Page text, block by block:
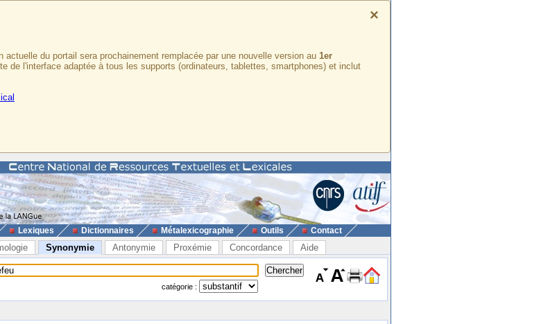
×
du portail sera prochainement remplacée par une nouvelle version au 1er
de l'interface adaptée à tous les supports (ordinateurs, tablettes, smartphones) et inclut
Lexiques Dictionnaires Métalexicographie Outils Contact
Synonymie Antonymie Proxémie Concordance Aide
catégorie :